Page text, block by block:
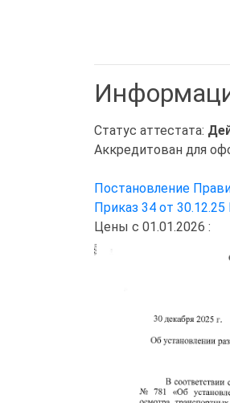
Статус аттестата:
Аккредитован для
Постановление
Приказ 34 от
Цены с 01.01.2026 :